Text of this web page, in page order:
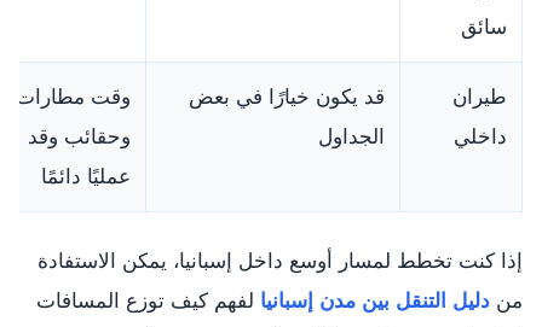
سائق
طيران
داخلي
قد يكون خيارًا في بعض
الجداول
وقت مطارات
وحقائب وقد لا
عمليًا دائمًا
إذا كنت تخطط لمسار أوسع داخل إسبانيا، يمكن الاستفادة
من دليل التنقل بين مدن إسبانيا لفهم كيف توزع المسافات